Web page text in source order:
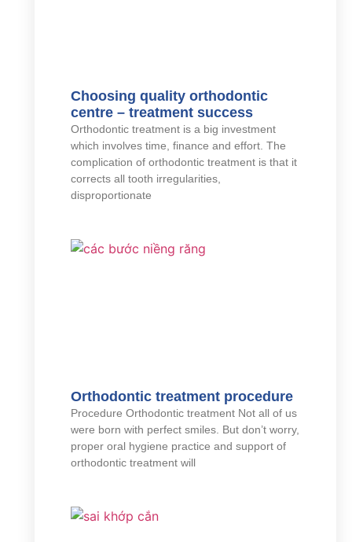
Choosing quality orthodontic
centre – treatment success
Orthodontic treatment is a big investment
which involves time, finance and effort. The
complication of orthodontic treatment is that it
corrects all tooth irregularities,
disproportionate
Orthodontic treatment procedure
Procedure Orthodontic treatment Not all of us
were born with perfect smiles. But don’t worry,
proper oral hygiene practice and support of
orthodontic treatment will